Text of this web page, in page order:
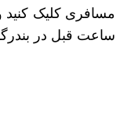
ساعت قبل در